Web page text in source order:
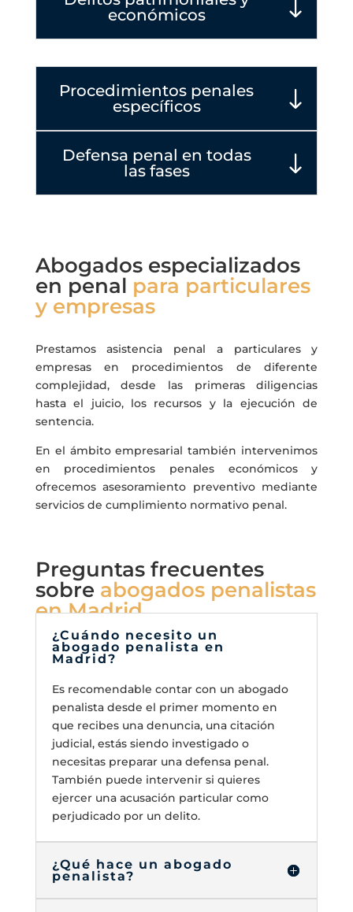
económicos
Procedimientos penales
específicos
Defensa penal en todas
las fases
Abogados especializados
en penal para particulares
y empresas
Prestamos asistencia penal a particulares y
empresas en procedimientos de diferente
complejidad, desde las primeras diligencias
hasta el juicio, los recursos y la ejecución de
sentencia.
En el ámbito empresarial también intervenimos
en procedimientos penales económicos y
ofrecemos asesoramiento preventivo mediante
servicios de cumplimiento normativo penal.
Preguntas frecuentes
sobre abogados penalistas
en Madrid
¿Cuándo necesito un
abogado penalista en
Madrid?
Es recomendable contar con un abogado
penalista desde el primer momento en
que recibes una denuncia, una citación
judicial, estás siendo investigado o
necesitas preparar una defensa penal.
También puede intervenir si quieres
ejercer una acusación particular como
perjudicado por un delito.
¿Qué hace un abogado
penalista?